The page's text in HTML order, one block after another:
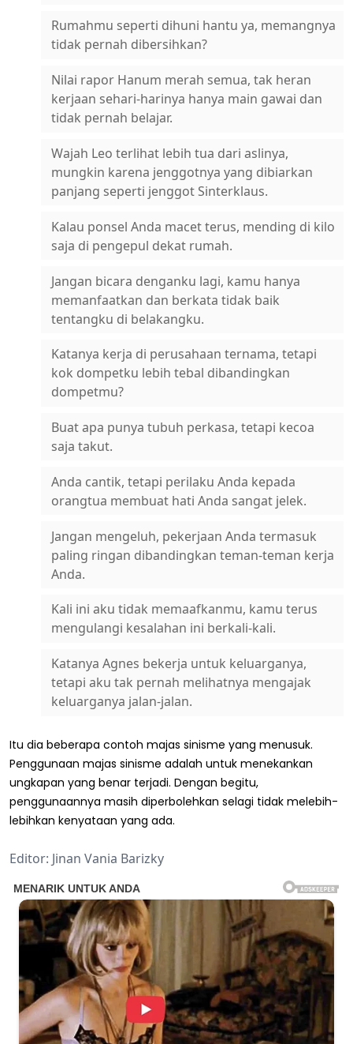
Rumahmu seperti dihuni hantu ya, memangnya
tidak pernah dibersihkan?
Nilai rapor Hanum merah semua, tak heran
kerjaan sehari-harinya hanya main gawai dan
tidak pernah belajar.
Wajah Leo terlihat lebih tua dari aslinya,
mungkin karena jenggotnya yang dibiarkan
panjang seperti jenggot Sinterklaus.
Kalau ponsel Anda macet terus, mending di kilo
saja di pengepul dekat rumah.
Jangan bicara denganku lagi, kamu hanya
memanfaatkan dan berkata tidak baik
tentangku di belakangku.
Katanya kerja di perusahaan ternama, tetapi
kok dompetku lebih tebal dibandingkan
dompetmu?
Buat apa punya tubuh perkasa, tetapi kecoa
saja takut.
Anda cantik, tetapi perilaku Anda kepada
orangtua membuat hati Anda sangat jelek.
Jangan mengeluh, pekerjaan Anda termasuk
paling ringan dibandingkan teman-teman kerja
Anda.
Kali ini aku tidak memaafkanmu, kamu terus
mengulangi kesalahan ini berkali-kali.
Katanya Agnes bekerja untuk keluarganya,
tetapi aku tak pernah melihatnya mengajak
keluarganya jalan-jalan.
Itu dia beberapa contoh majas sinisme yang menusuk.
Penggunaan majas sinisme adalah untuk menekankan
ungkapan yang benar terjadi. Dengan begitu,
penggunaannya masih diperbolehkan selagi tidak melebih-
lebihkan kenyataan yang ada.
Editor: Jinan Vania Barizky